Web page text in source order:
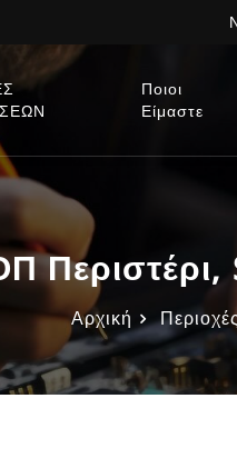
Ποιοι
Είμαστε
Αρχική Περιοχές